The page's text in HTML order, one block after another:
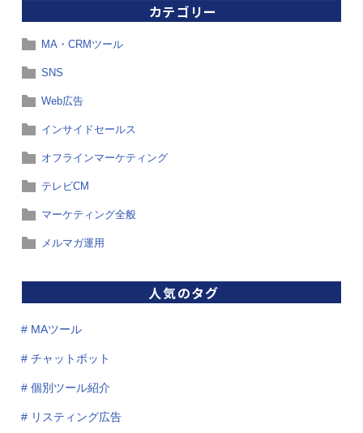
カテゴリー
MA・CRMツール
SNS
Web広告
インサイドセールス
オフラインマーケティング
テレビCM
マーケティング全般
メルマガ運用
人気のタグ
# MAツール
# チャットボット
# 個別ツール紹介
# リスティング広告